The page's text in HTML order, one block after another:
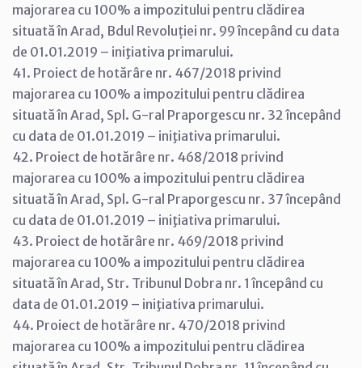
majorarea cu 100% a impozitului pentru clădirea
situată în Arad, Bdul Revoluției nr. 99 începând cu data
de 01.01.2019 – iniţiativa primarului.
41. Proiect de hotărâre nr. 467/2018 privind
majorarea cu 100% a impozitului pentru clădirea
situată în Arad, Spl. G-ral Praporgescu nr. 32 începând
cu data de 01.01.2019 – iniţiativa primarului.
42. Proiect de hotărâre nr. 468/2018 privind
majorarea cu 100% a impozitului pentru clădirea
situată în Arad, Spl. G-ral Praporgescu nr. 37 începând
cu data de 01.01.2019 – iniţiativa primarului.
43. Proiect de hotărâre nr. 469/2018 privind
majorarea cu 100% a impozitului pentru clădirea
situată în Arad, Str. Tribunul Dobra nr. 1 începând cu
data de 01.01.2019 – iniţiativa primarului.
44. Proiect de hotărâre nr. 470/2018 privind
majorarea cu 100% a impozitului pentru clădirea